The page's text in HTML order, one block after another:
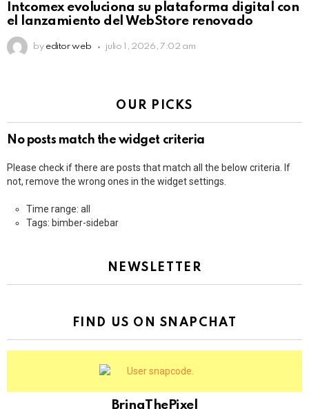
Intcomex evoluciona su plataforma digital con
el lanzamiento del WebStore renovado
by editor web julio 1, 2026, 7:02 am
OUR PICKS
No posts match the widget criteria
Please check if there are posts that match all the below criteria. If
not, remove the wrong ones in the widget settings.
Time range: all
Tags: bimber-sidebar
NEWSLETTER
FIND US ON SNAPCHAT
BringThePixel